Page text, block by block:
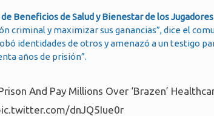
Beneficios de Salud y Bienestar de los
y maximizar sus ganancias”, dice el
identidades de otros y amenazó a un testigo
años de prisión”.
And Pay Millions Over ‘Brazen’
dnJQ5Iue0r